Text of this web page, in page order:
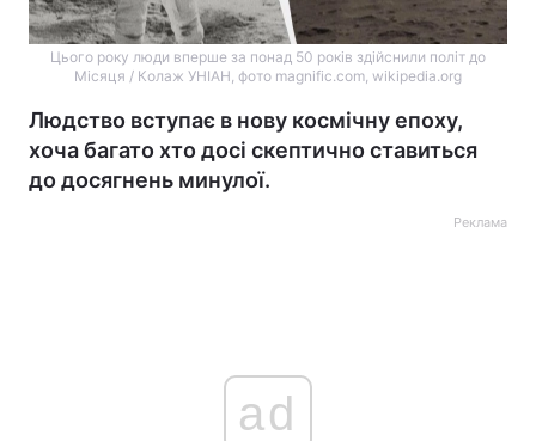
Цього року люди вперше за понад 50 років здійснили політ до
Місяця / Колаж УНІАН, фото magnific.com, wikipedia.org
Людство вступає в нову космічну епоху,
хоча багато хто досі скептично ставиться
до досягнень минулої.
Реклама
ad